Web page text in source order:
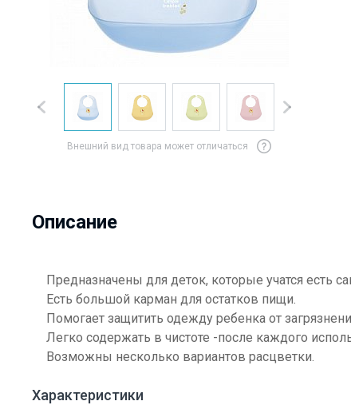
Внешний вид товара может отличаться
Описание
Предназначены для деток, которые учатся есть
Есть большой карман для остатков пищи.
Помогает защитить одежду ребенка от
Легко содержать в чистоте -после каждого
Возможны несколько вариантов расцветки.
Характеристики